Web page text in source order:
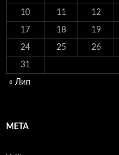
10 11 12
17 18 19
24 25 26
31
« Лип
МЕТА